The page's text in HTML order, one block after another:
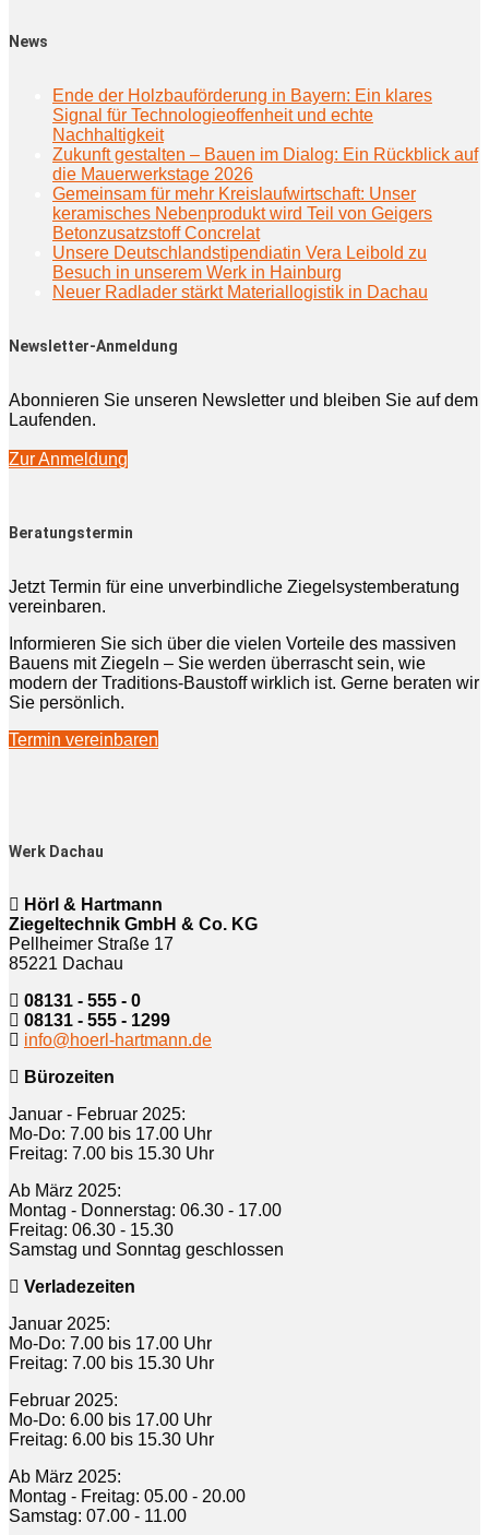
News
Ende der Holzbauförderung in Bayern: Ein klares
Signal für Technologieoffenheit und echte
Nachhaltigkeit
Zukunft gestalten – Bauen im Dialog: Ein Rückblick auf
die Mauerwerkstage 2026
Gemeinsam für mehr Kreislaufwirtschaft: Unser
keramisches Nebenprodukt wird Teil von Geigers
Betonzusatzstoff Concrelat
Unsere Deutschlandstipendiatin Vera Leibold zu
Besuch in unserem Werk in Hainburg
Neuer Radlader stärkt Materiallogistik in Dachau
Newsletter-Anmeldung
Abonnieren Sie unseren Newsletter und bleiben Sie auf dem
Laufenden.
Zur Anmeldung
Beratungstermin
Jetzt Termin für eine unverbindliche Ziegelsystemberatung
vereinbaren.
Informieren Sie sich über die vielen Vorteile des massiven
Bauens mit Ziegeln – Sie werden überrascht sein, wie
modern der Traditions-Baustoff wirklich ist. Gerne beraten wir
Sie persönlich.
Termin vereinbaren
Werk Dachau
Hörl & Hartmann
Ziegeltechnik GmbH & Co. KG
Pellheimer Straße 17
85221 Dachau
08131 - 555 - 0
08131 - 555 - 1299
info@hoerl-hartmann.de
Bürozeiten
Januar - Februar 2025:
Mo-Do: 7.00 bis 17.00 Uhr
Freitag: 7.00 bis 15.30 Uhr
Ab März 2025:
Montag - Donnerstag: 06.30 - 17.00
Freitag: 06.30 - 15.30
Samstag und Sonntag geschlossen
Verladezeiten
Januar 2025:
Mo-Do: 7.00 bis 17.00 Uhr
Freitag: 7.00 bis 15.30 Uhr
Februar 2025:
Mo-Do: 6.00 bis 17.00 Uhr
Freitag: 6.00 bis 15.30 Uhr
Ab März 2025:
Montag - Freitag: 05.00 - 20.00
Samstag: 07.00 - 11.00